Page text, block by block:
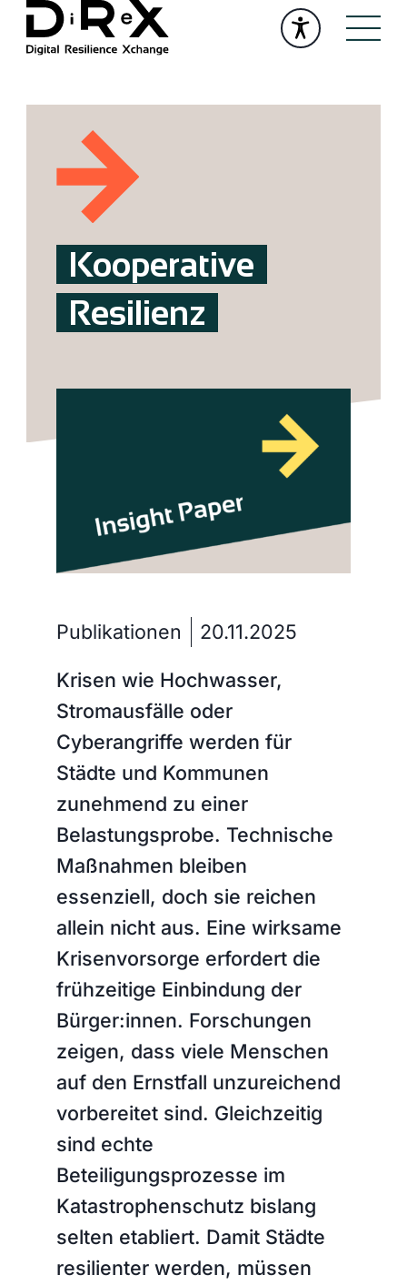
Kooperative
Resilienz
Publikationen 20.11.2025
Krisen wie Hochwasser,
Stromausfälle oder
Cyberangriffe werden für
Städte und Kommunen
zunehmend zu einer
Belastungsprobe. Technische
Maßnahmen bleiben
essenziell, doch sie reichen
allein nicht aus. Eine wirksame
Krisenvorsorge erfordert die
frühzeitige Einbindung der
Bürger:innen. Forschungen
zeigen, dass viele Menschen
auf den Ernstfall unzureichend
vorbereitet sind. Gleichzeitig
sind echte
Beteiligungsprozesse im
Katastrophenschutz bislang
selten etabliert. Damit Städte
resilienter werden, müssen